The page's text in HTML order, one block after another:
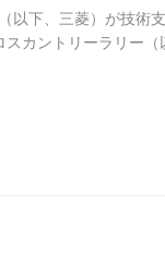
以下、三菱）が技術
カントリーラリー